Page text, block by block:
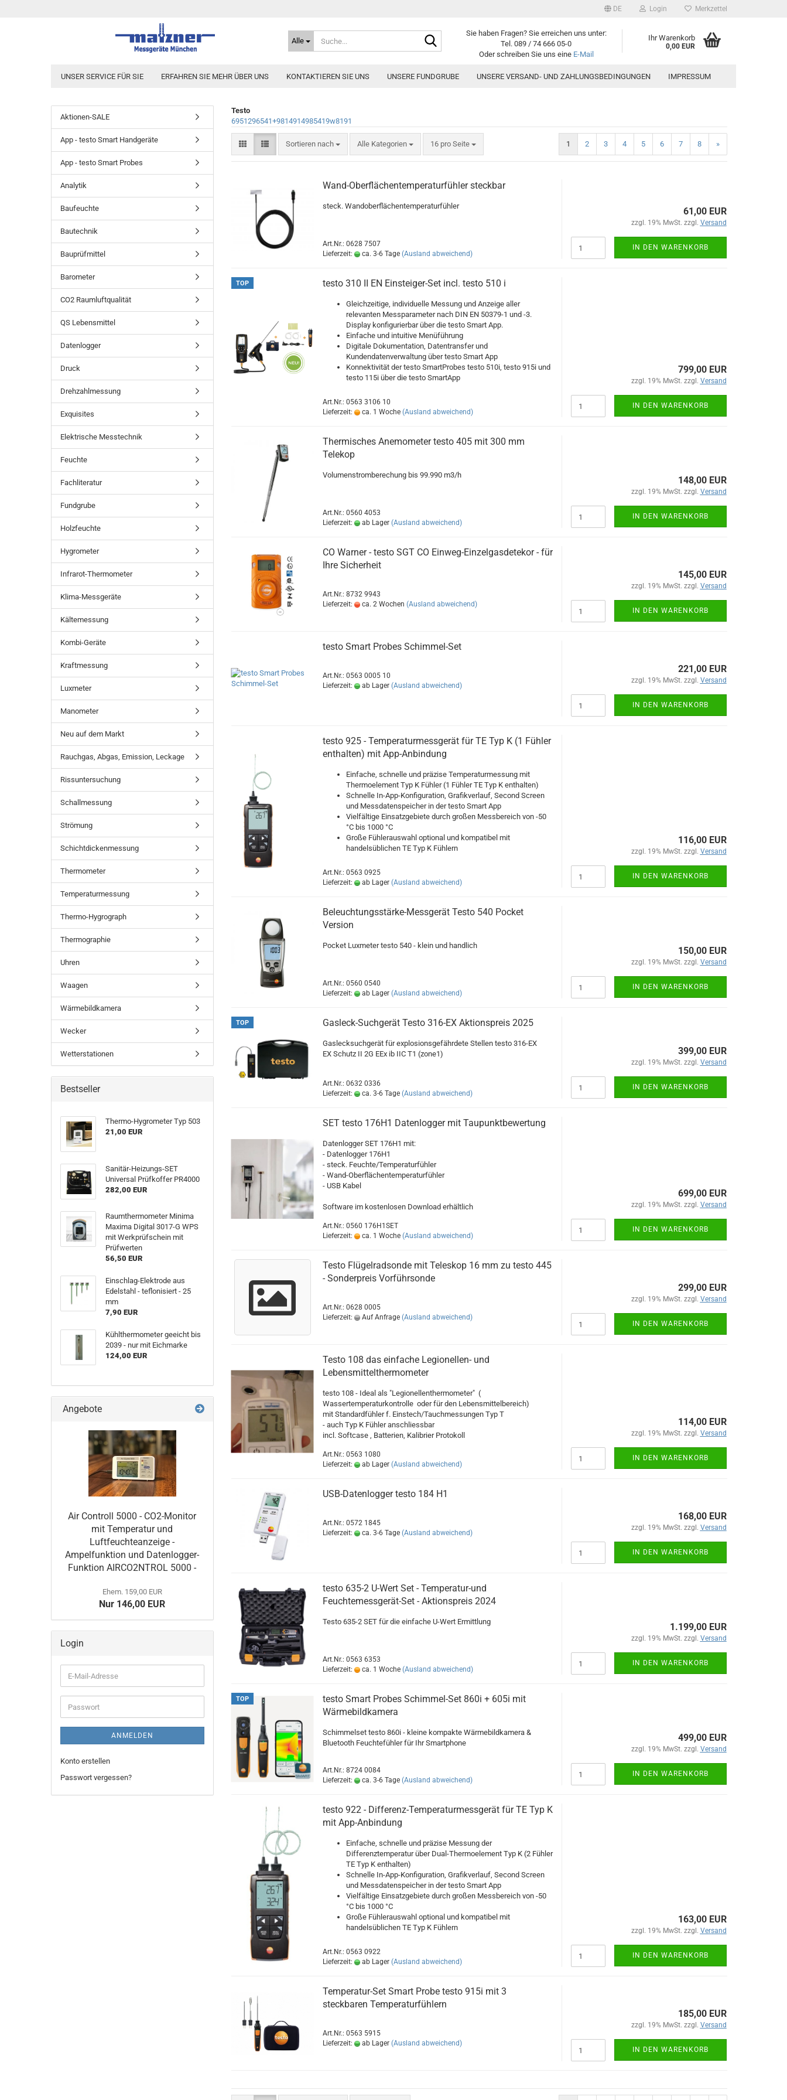
DE Login Merkzettel
Alle
Suche...Sie haben Fragen? Sie erreichen uns unter:
Tel. 089 / 74 666 05-0
Oder schreiben Sie uns eine E-Mail
Ihr Warenkorb
0,00 EUR
UNSER SERVICE FÜR SIE ERFAHREN SIE MEHR ÜBER UNS KONTAKTIEREN SIE UNS UNSERE FUNDGRUBE UNSERE VERSAND- UND ZAHLUNGSBEDINGUNGEN IMPRESSUM
Testo
6951296541+9814914985419w8191
Sortieren nach
Sortieren nach Alle Kategorien 16 pro Seite
pro Seite 1 2 3 4 5 6 7 8 »
Wand-Oberflächentemperaturfühler steckbar
steck. Wandoberflächentemperaturfühler
Art.Nr.: 0628 7507
Lieferzeit:
ca. 3-6 Tage (Ausland abweichend)
61,00 EUR
zzgl. 19% MwSt. zzgl. Versand
IN DEN WARENKORB
TOP testo 310 II EN Einsteiger-Set incl. testo 510 i
Gleichzeitige, individuelle Messung und Anzeige aller
relevanten Messparameter nach DIN EN 50379-1 und -3.
Display konfigurierbar über die testo Smart App.
Einfache und intuitive Menüführung
Digitale Dokumentation, Datentransfer und
Kundendatenverwaltung über testo Smart App
Konnektivität der testo SmartProbes testo 510i, testo 915i und
testo 115i über die testo SmartApp
Art.Nr.: 0563 3106 10
Lieferzeit:
ca. 1 Woche (Ausland abweichend)
799,00 EUR
zzgl. 19% MwSt. zzgl. Versand
IN DEN WARENKORB
Thermisches Anemometer testo 405 mit 300 mm
Telekop
Volumenstromberechung bis 99.990 m3/h
Art.Nr.: 0560 4053
Lieferzeit:
ab Lager (Ausland abweichend)
148,00 EUR
zzgl. 19% MwSt. zzgl. Versand
IN DEN WARENKORB
CO Warner - testo SGT CO Einweg-Einzelgasdetekor - für
Ihre Sicherheit
Art.Nr.: 8732 9943
Lieferzeit:
ca. 2 Wochen (Ausland abweichend)
145,00 EUR
zzgl. 19% MwSt. zzgl. Versand
IN DEN WARENKORB
testo Smart Probes Schimmel-Set
Art.Nr.: 0563 0005 10
Lieferzeit:
ab Lager (Ausland abweichend)
221,00 EUR
zzgl. 19% MwSt. zzgl. Versand
IN DEN WARENKORB
testo 925 - Temperaturmessgerät für TE Typ K (1 Fühler
enthalten) mit App-Anbindung
Einfache, schnelle und präzise Temperaturmessung mit
Thermoelement Typ K Fühler (1 Fühler TE Typ K enthalten)
Schnelle In-App-Konfiguration, Grafikverlauf, Second Screen
und Messdatenspeicher in der testo Smart App
Vielfältige Einsatzgebiete durch großen Messbereich von -50
°C bis 1000 °C
Große Fühlerauswahl optional und kompatibel mit
handelsüblichen TE Typ K Fühlern
Art.Nr.: 0563 0925
Lieferzeit:
ab Lager (Ausland abweichend)
116,00 EUR
zzgl. 19% MwSt. zzgl. Versand
IN DEN WARENKORB
Beleuchtungsstärke-Messgerät Testo 540 Pocket
Version
Pocket Luxmeter testo 540 - klein und handlich
Art.Nr.: 0560 0540
Lieferzeit:
ab Lager (Ausland abweichend)
150,00 EUR
zzgl. 19% MwSt. zzgl. Versand
IN DEN WARENKORB
TOP Gasleck-Suchgerät Testo 316-EX Aktionspreis 2025
Gaslecksuchgerät für explosionsgefährdete Stellen testo 316-EX
EX Schutz II 2G EEx ib IIC T1 (zone1)
Art.Nr.: 0632 0336
Lieferzeit:
ca. 3-6 Tage (Ausland abweichend)
399,00 EUR
zzgl. 19% MwSt. zzgl. Versand
IN DEN WARENKORB
SET testo 176H1 Datenlogger mit Taupunktbewertung
Datenlogger SET 176H1 mit:
- Datenlogger 176H1
- steck. Feuchte/Temperaturfühler
- Wand-Oberflächentemperaturfühler
- USB Kabel
Software im kostenlosen Download erhältlich
Art.Nr.: 0560 176H1SET
Lieferzeit:
ca. 1 Woche (Ausland abweichend)
699,00 EUR
zzgl. 19% MwSt. zzgl. Versand
IN DEN WARENKORB
Testo Flügelradsonde mit Teleskop 16 mm zu testo 445
- Sonderpreis Vorführsonde
Art.Nr.: 0628 0005
Lieferzeit:
Auf Anfrage (Ausland abweichend)
299,00 EUR
zzgl. 19% MwSt. zzgl. Versand
IN DEN WARENKORB
Testo 108 das einfache Legionellen- und
Lebensmittelthermometer
testo 108 - Ideal als "Legionellenthermometer" (
Wassertemperaturkontrolle oder für den Lebensmittelbereich)
mit Standardfühler f. Einstech/Tauchmessungen Typ T
- auch Typ K Fühler anschliessbar
incl. Softcase , Batterien, Kalibrier Protokoll
Art.Nr.: 0563 1080
Lieferzeit:
ab Lager (Ausland abweichend)
114,00 EUR
zzgl. 19% MwSt. zzgl. Versand
IN DEN WARENKORB
USB-Datenlogger testo 184 H1
Art.Nr.: 0572 1845
Lieferzeit:
ca. 3-6 Tage (Ausland abweichend)
168,00 EUR
zzgl. 19% MwSt. zzgl. Versand
IN DEN WARENKORB
testo 635-2 U-Wert Set - Temperatur-und
Feuchtemessgerät-Set - Aktionspreis 2024
Testo 635-2 SET für die einfache U-Wert Ermittlung
Art.Nr.: 0563 6353
Lieferzeit:
ca. 1 Woche (Ausland abweichend)
1.199,00 EUR
zzgl. 19% MwSt. zzgl. Versand
IN DEN WARENKORB
TOP
testo Smart Probes Schimmel-Set 860i + 605i mit
Wärmebildkamera
Schimmelset testo 860i - kleine kompakte Wärmebildkamera &
Bluetooth Feuchtefühler für Ihr Smartphone
Art.Nr.: 8724 0084
Lieferzeit:
ca. 3-6 Tage (Ausland abweichend)
499,00 EUR
zzgl. 19% MwSt. zzgl. Versand
IN DEN WARENKORB
testo 922 - Differenz-Temperaturmessgerät für TE Typ K
mit App-Anbindung
Einfache, schnelle und präzise Messung der
Differenztemperatur über Dual-Thermoelement Typ K (2 Fühler
TE Typ K enthalten)
Schnelle In-App-Konfiguration, Grafikverlauf, Second Screen
und Messdatenspeicher in der testo Smart App
Vielfältige Einsatzgebiete durch großen Messbereich von -50
°C bis 1000 °C
Große Fühlerauswahl optional und kompatibel mit
handelsüblichen TE Typ K Fühlern
Art.Nr.: 0563 0922
Lieferzeit:
ab Lager (Ausland abweichend)
163,00 EUR
zzgl. 19% MwSt. zzgl. Versand
IN DEN WARENKORB
Temperatur-Set Smart Probe testo 915i mit 3
steckbaren Temperaturfühlern
Art.Nr.: 0563 5915
Lieferzeit:
ab Lager (Ausland abweichend)
185,00 EUR
zzgl. 19% MwSt. zzgl. Versand
IN DEN WARENKORB
Aktionen-SALE
App - testo Smart Handgeräte
App - testo Smart Probes
Analytik
Baufeuchte
Bautechnik
Bauprüfmittel
Barometer
CO2 Raumluftqualität
QS Lebensmittel
Datenlogger
Druck
Drehzahlmessung
Exquisites
Elektrische Messtechnik
Feuchte
Fachliteratur
Fundgrube
Holzfeuchte
Hygrometer
Infrarot-Thermometer
Klima-Messgeräte
Kältemessung
Kombi-Geräte
Kraftmessung
Luxmeter
Manometer
Neu auf dem Markt
Rauchgas, Abgas, Emission, Leckage
Rissuntersuchung
Schallmessung
Strömung
Schichtdickenmessung
Thermometer
Temperaturmessung
Thermo-Hygrograph
Thermographie
Uhren
Waagen
Wärmebildkamera
Wecker
Wetterstationen
Bestseller
Thermo-Hygrometer Typ 503
21,00 EUR
Sanitär-Heizungs-SET
Universal Prüfkoffer PR4000
282,00 EUR
Raumthermometer Minima
Maxima Digital 3017-G WPS
mit Werkprüfschein mit
Prüfwerten
56,50 EUR
Einschlag-Elektrode aus
Edelstahl - teflonisiert - 25
mm
7,90 EUR
Kühlthermometer geeicht bis
2039 - nur mit Eichmarke
124,00 EUR
Angebote
Air Controll 5000 - CO2-Monitor
mit Temperatur und
Luftfeuchteanzeige -
Ampelfunktion und Datenlogger-
Funktion AIRCO2NTROL 5000 -
Ehem. 159,00 EUR
Nur 146,00 EUR
Login
E-
Mail-
Adresse
Passwort
ANMELDEN
Konto erstellen
Passwort vergessen?